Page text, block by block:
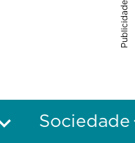
Publicidade
Sociedade